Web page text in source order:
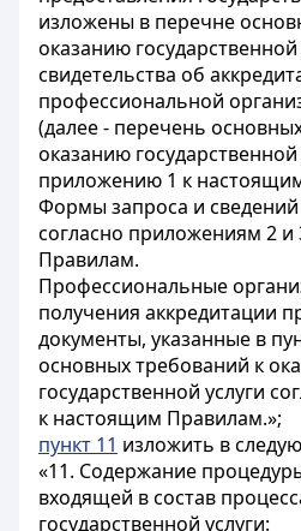
изложены в перечне
оказанию
свидетельства об
профессиональной
(далее - перечень
оказанию государственной
приложению 1 к
Формы запроса и сведений
согласно приложениям 2
Правилам.
Профессиональные
получения аккредитации
документы, указанные в
основных требований к
государственной услуги
к настоящим Правилам.»;
пункт 11 изложить в
«11. Содержание
входящей в состав
государственной услуги: